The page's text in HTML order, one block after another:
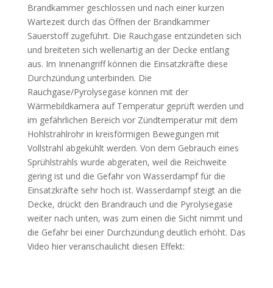
Brandkammer geschlossen und nach einer kurzen
Wartezeit durch das Öffnen der Brandkammer
Sauerstoff zugeführt. Die Rauchgase entzündeten sich
und breiteten sich wellenartig an der Decke entlang
aus. Im Innenangriff können die Einsatzkräfte diese
Durchzündung unterbinden. Die
Rauchgase/Pyrolysegase können mit der
Wärmebildkamera auf Temperatur geprüft werden und
im gefährlichen Bereich vor Zündtemperatur mit dem
Hohlstrahlrohr in kreisförmigen Bewegungen mit
Vollstrahl abgekühlt werden. Von dem Gebrauch eines
Sprühlstrahls wurde abgeraten, weil die Reichweite
gering ist und die Gefahr von Wasserdampf für die
Einsatzkräfte sehr hoch ist. Wasserdampf steigt an die
Decke, drückt den Brandrauch und die Pyrolysegase
weiter nach unten, was zum einen die Sicht nimmt und
die Gefahr bei einer Durchzündung deutlich erhöht. Das
Video hier veranschaulicht diesen Effekt: